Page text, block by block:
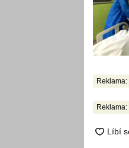
Reklama:
Reklama: